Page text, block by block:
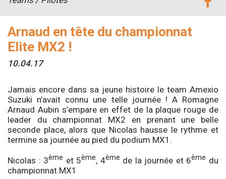
Arnaud en tête du championnat
Elite MX2 !
10.04.17
Jamais encore dans sa jeune histoire le team Amexio
Suzuki n’avait connu une telle journée ! A Romagne
Arnaud Aubin s’empare en effet de la plaque rouge de
leader du championnat MX2 en prenant une belle
seconde place, alors que Nicolas hausse le rythme et
termine sa journée au pied du podium MX1.
Nicolas : 3ème et 5ème, 4ème de la journée et 6ème du
championnat MX1